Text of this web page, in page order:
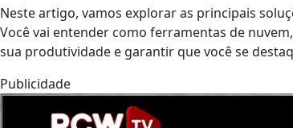
Neste artigo, vamos explorar as principais
Você vai entender como ferramentas de
sua produtividade e garantir que você se
Publicidade